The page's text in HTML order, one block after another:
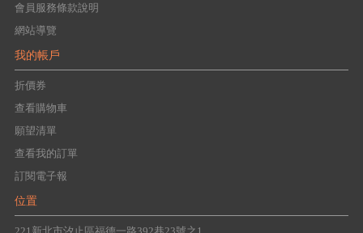
會員服務條款說明
網站導覽
我的帳戶
折價券
查看購物車
願望清單
查看我的訂單
訂閱電子報
位置